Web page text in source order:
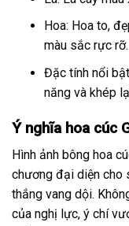
Hoa: Hoa to,
màu sắc rực rỡ.
Đặc tính nổi
năng và khép
Ý nghĩa hoa cúc
Hình ảnh bông hoa
chương đại diện cho
thắng vang dội.
của nghị lực, ý chí